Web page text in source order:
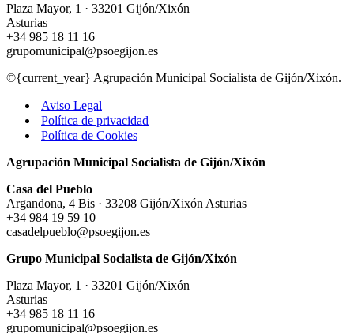
Plaza Mayor, 1 · 33201 Gijón/Xixón
Asturias
+34 985 18 11 16
grupomunicipal@psoegijon.es
©{current_year} Agrupación Municipal Socialista de Gijón/Xixón.
Aviso Legal
Política de privacidad
Política de Cookies
Agrupación Municipal Socialista de Gijón/Xixón
Casa del Pueblo
Argandona, 4 Bis · 33208 Gijón/Xixón Asturias
+34 984 19 59 10
casadelpueblo@psoegijon.es
Grupo Municipal Socialista de Gijón/Xixón
Plaza Mayor, 1 · 33201 Gijón/Xixón
Asturias
+34 985 18 11 16
grupomunicipal@psoegijon.es